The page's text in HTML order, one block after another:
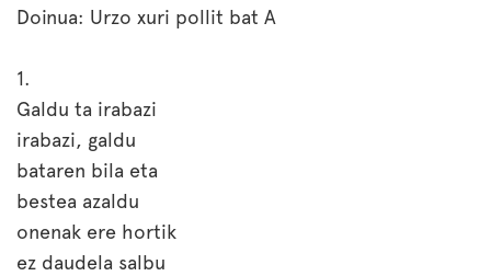
Doinua: Urzo xuri pollit bat A
1.
Galdu ta irabazi
irabazi, galdu
bataren bila eta
bestea azaldu
onenak ere hortik
ez daudela salbu